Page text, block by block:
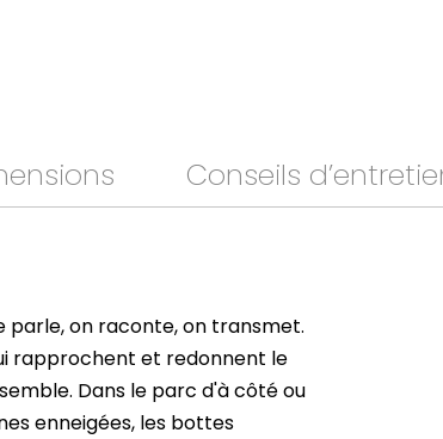
Conseils
parle, on raconte, on transmet.
rapprochent et redonnent le
Dans le parc d'à côté ou
enneigées, les bottes